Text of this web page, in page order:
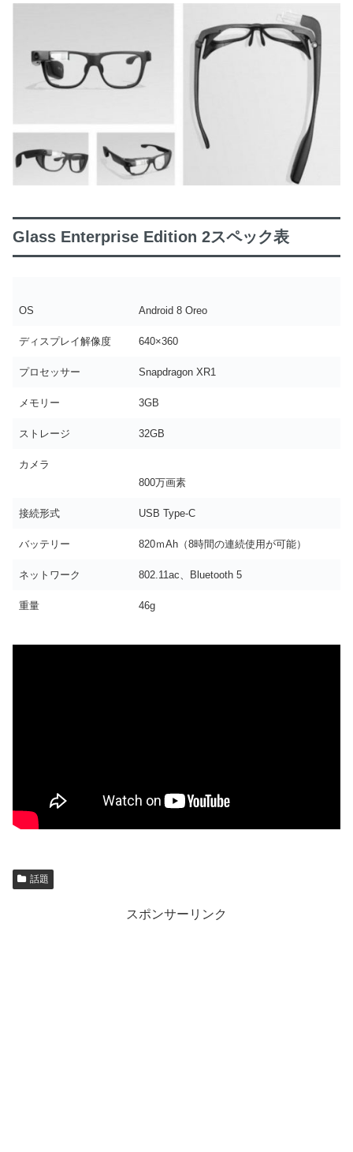
Glass Enterprise Edition 2スペック表
OS Android 8 Oreo
ディスプレイ解像度 640×360
プロセッサー Snapdragon XR1
メモリー 3GB
ストレージ 32GB
カメラ
800万画素
接続形式 USB Type-C
バッテリー 820ｍAh（8時間の連続使用が可能）
ネットワーク 802.11ac、Bluetooth 5
重量 46g
話題
スポンサーリンク